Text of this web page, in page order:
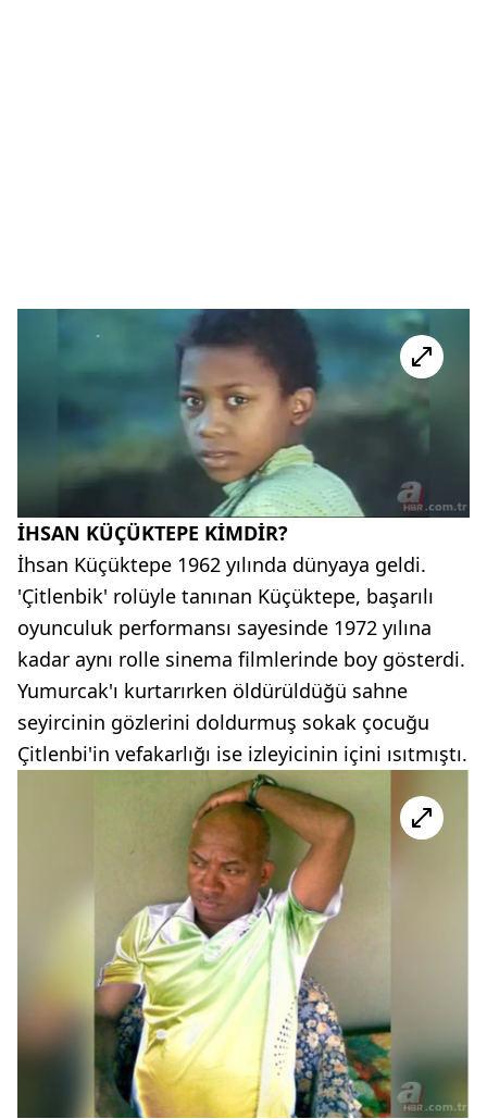
İHSAN KÜÇÜKTEPE KİMDİR?
İhsan Küçüktepe 1962 yılında dünyaya geldi.
'Çitlenbik' rolüyle tanınan Küçüktepe, başarılı
oyunculuk performansı sayesinde 1972 yılına
kadar aynı rolle sinema filmlerinde boy gösterdi.
Yumurcak'ı kurtarırken öldürüldüğü sahne
seyircinin gözlerini doldurmuş sokak çocuğu
Çitlenbi'in vefakarlığı ise izleyicinin içini ısıtmıştı.